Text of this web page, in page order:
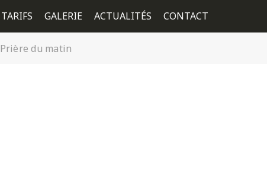
TARIFS GALERIE ACTUALITÉS CONTACT
Prière du matin